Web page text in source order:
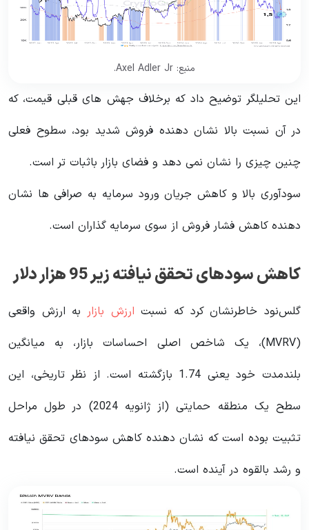
منبع: Axel Adler Jr.
این تحلیلگر توضیح داد که برخلاف جهش های قبلی قیمت، که
در آن نسبت بالا نشان دهنده فروش شدید بود، سطوح فعلی
چنین چیزی را نشان نمی دهد و فضای بازار باثبات تر است.
سودآوری بالا و کاهش جریان ورود سرمایه به صرافی ها نشان
دهنده کاهش فشار فروش از سوی سرمایه گذاران است.
کاهش سودهای تحقق نیافته زیر 95 هزار دلار
گلس‌نود خاطرنشان کرد که نسبتارزش بازار به ارزش واقعی
(MVRV)، یک شاخص اصلی احساسات بازار، به میانگین
بلندمدت خود یعنی 1.74 بازگشته است. از نظر تاریخی، این
سطح یک منطقه حمایتی (از ژانویه 2024) در طول مراحل
تثبیت بوده است که نشان دهنده کاهش سودهای تحقق نیافته
و رشد بالقوه در آینده است.